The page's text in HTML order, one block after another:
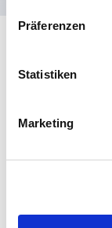
Präferenzen
Statistiken
Marketing
Distinctive